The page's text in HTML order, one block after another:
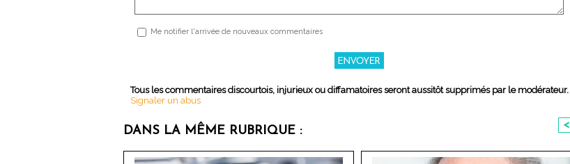
Me notifier l'arrivée de nouveaux commentaires
Tous les commentaires discourtois, injurieux ou diffamatoires seront aussitôt supprimés par le modérateur.
Signaler un abus
DANS LA MÊME RUBRIQUE : <